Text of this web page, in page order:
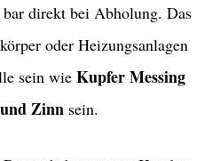
direkt bei Abholung. Das
oder Heizungsanlagen
sein wie Kupfer Messing
Zinn sein.